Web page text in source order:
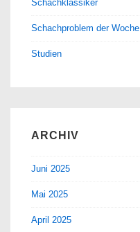
Schachklassiker
Schachproblem der Woche
Studien
ARCHIV
Juni 2025
Mai 2025
April 2025